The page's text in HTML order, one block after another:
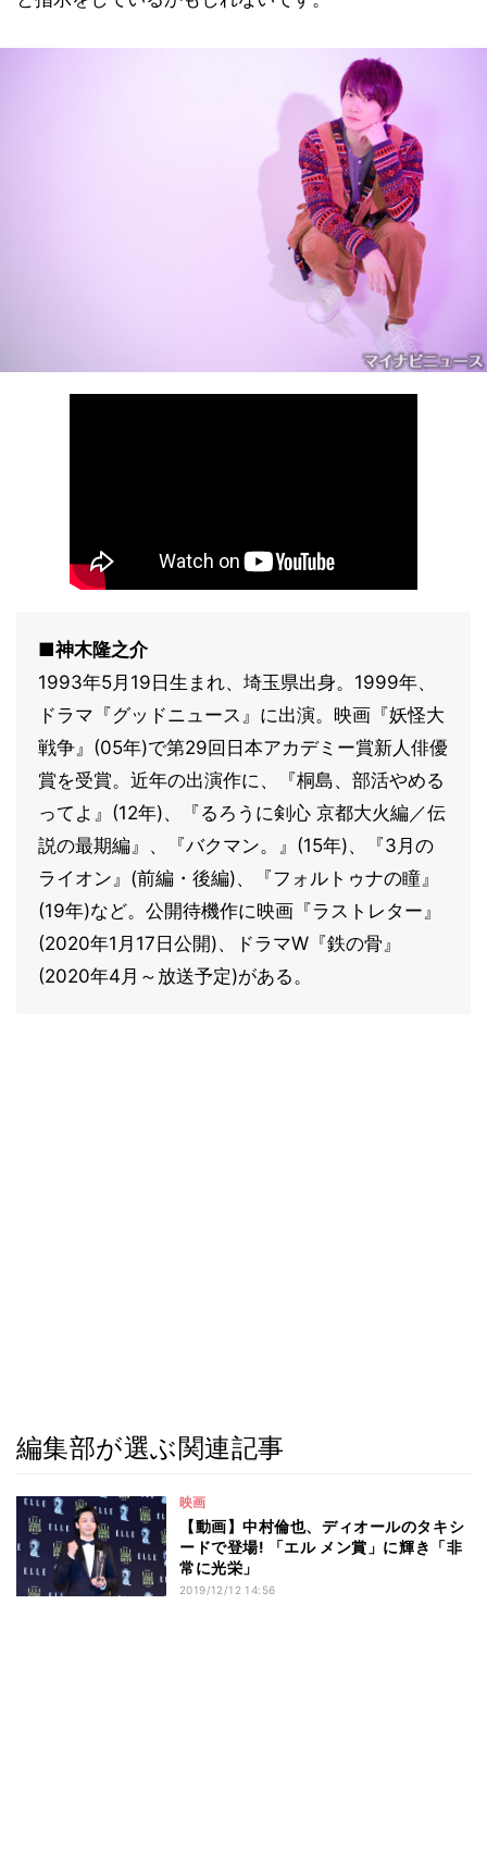
■神木隆之介
1993年5月19日生まれ、埼玉県出身。1999年、
ドラマ『グッドニュース』に出演。映画『妖怪大
戦争』(05年)で第29回日本アカデミー賞新人俳優
賞を受賞。近年の出演作に、『桐島、部活やめる
ってよ』(12年)、『るろうに剣心 京都大火編／伝
説の最期編』、『バクマン。』(15年)、『3月の
ライオン』(前編・後編)、『フォルトゥナの瞳』
(19年)など。公開待機作に映画『ラストレター』
(2020年1月17日公開)、ドラマW『鉄の骨』
(2020年4月～放送予定)がある。
編集部が選ぶ関連記事
映画
【動画】中村倫也、ディオールのタキシ
ードで登場! 「エル メン賞」に輝き「非
常に光栄」
2019/12/12 14:56